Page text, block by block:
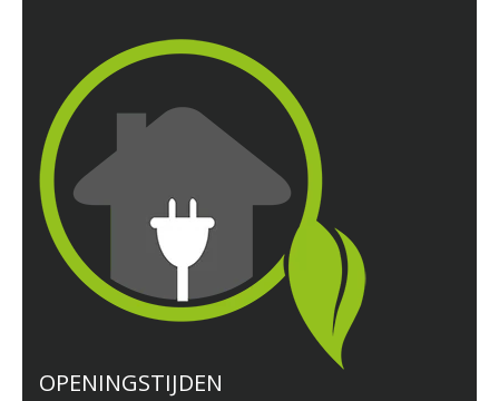
OPENINGSTIJDEN